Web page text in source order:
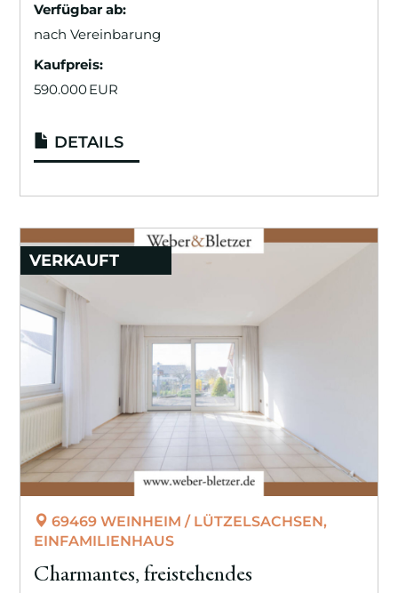
Verfügbar ab:
nach Vereinbarung
Kaufpreis:
590.000 EUR
DETAILS
VERKAUFT
69469 WEINHEIM / LÜTZELSACHSEN,
EINFAMILIENHAUS
Charmantes, freistehendes